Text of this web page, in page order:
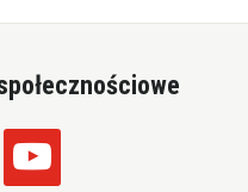
youtube